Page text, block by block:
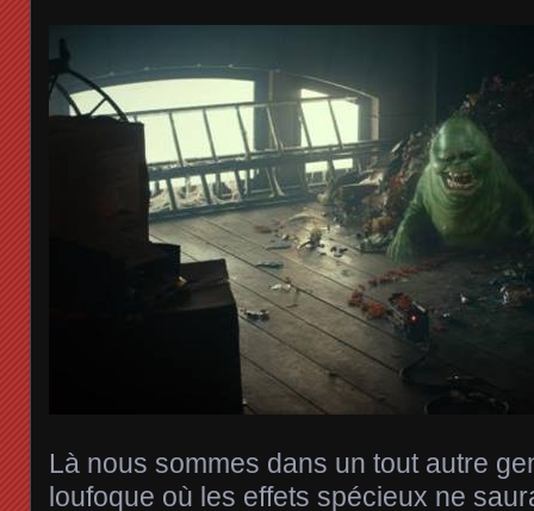
Là nous sommes dans un tout autre
loufoque où les effets spécieux ne